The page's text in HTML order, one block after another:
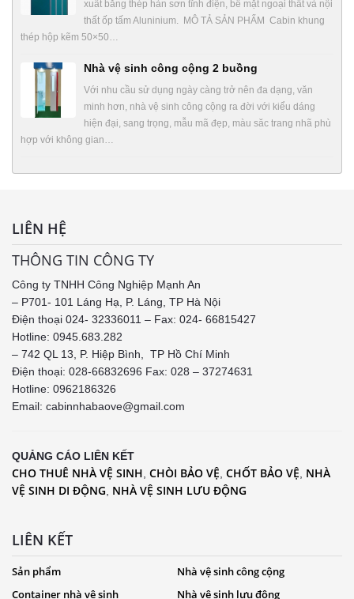
xuất bằng thép hàn sơn tĩnh điện, bề mặt ngoại thất và nội
thất ốp tấm Aluninium. MÔ TẢ SẢN PHẨM Cabin khung
thép hộp kẽm 50×50…
Nhà vệ sinh công cộng 2 buồng
Với nhu cầu sử dụng ngày càng trở nên đa dạng, văn
minh hơn, nhà vệ sinh công cộng ra đời với kiểu dáng
hiện đại, sang trọng, mẫu mã đẹp, màu săc trang nhã phù
hợp với không gian…
LIÊN HỆ
THÔNG TIN CÔNG TY
Công ty TNHH Công Nghiệp Mạnh An
– P701- 101 Láng Hạ, P. Láng, TP Hà Nội
Điện thoại 024- 32336011 – Fax: 024- 66815427
Hotline: 0945.683.282
– 742 QL 13, P. Hiệp Bình, TP Hồ Chí Minh
Điện thoại: 028-66832696 Fax: 028 – 37274631
Hotline: 0962186326
Email: cabinnhabaove@gmail.com
QUẢNG CÁO LIÊN KẾT
CHO THUÊ NHÀ VỆ SINH CHÒI BẢO VỆ CHỐT BẢO VỆ NHÀ
VỆ SINH DI ĐỘNG NHÀ VỆ SINH LƯU ĐỘNG
LIÊN KẾT
Sản phẩm
Nhà vệ sinh công cộng
Container nhà vệ sinh
Nhà vệ sinh lưu động